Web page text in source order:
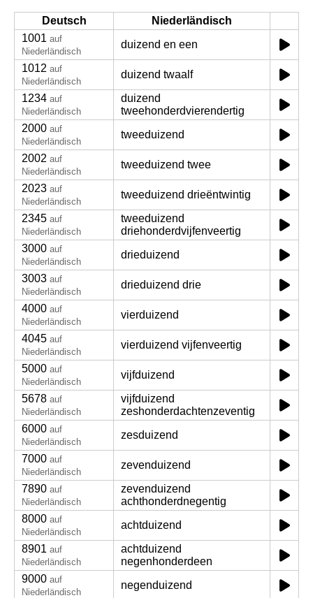
Deutsch
Niederländisch
1001 auf
Niederländisch
duizend en een
1012 auf
Niederländisch
duizend twaalf
1234 auf
Niederländisch
duizend
tweehonderdvierendertig
2000 auf
Niederländisch
tweeduizend
2002 auf
Niederländisch
tweeduizend twee
2023 auf
Niederländisch
tweeduizend drieëntwintig
2345 auf
Niederländisch
tweeduizend
driehonderdvijfenveertig
3000 auf
Niederländisch
drieduizend
3003 auf
Niederländisch
drieduizend drie
4000 auf
Niederländisch
vierduizend
4045 auf
Niederländisch
vierduizend vijfenveertig
5000 auf
Niederländisch
vijfduizend
5678 auf
Niederländisch
vijfduizend
zeshonderdachtenzeventig
6000 auf
Niederländisch
zesduizend
7000 auf
Niederländisch
zevenduizend
7890 auf
Niederländisch
zevenduizend
achthonderdnegentig
8000 auf
Niederländisch
achtduizend
8901 auf
Niederländisch
achtduizend
negenhonderdeen
9000 auf
Niederländisch
negenduizend